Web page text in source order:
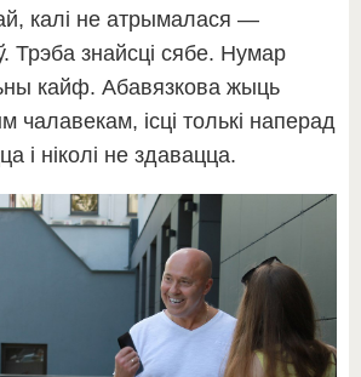
калі не атрымалася —
Трэба знайсці сябе. Нумар
кайф. Абавязкова жыць
чалавекам, ісці толькі наперад
і ніколі не здавацца.